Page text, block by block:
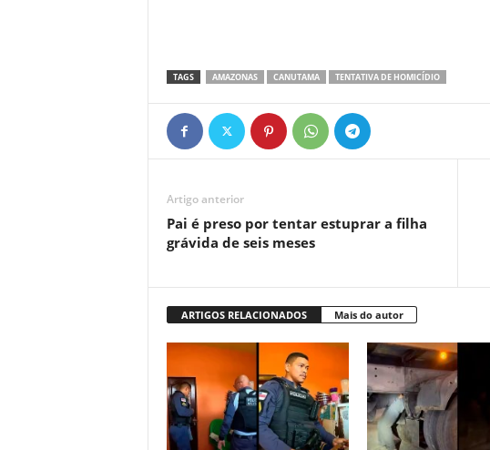
TAGS AMAZONAS CANUTAMA TENTATIVA DE HOMICÍDIO
Artigo anterior
Pai é preso por tentar estuprar a filha
grávida de seis meses
ARTIGOS RELACIONADOS Mais do autor